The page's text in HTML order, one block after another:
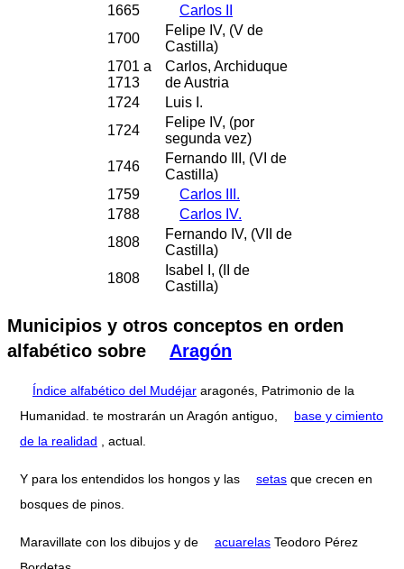
1665
Carlos II
1700
Felipe IV, (V de
Castilla)
1701 a
1713
Carlos, Archiduque
de Austria
1724
Luis I.
1724
Felipe IV, (por
segunda vez)
1746
Fernando III, (VI de
Castilla)
1759
Carlos III.
1788
Carlos IV.
1808
Fernando IV, (VII de
Castilla)
1808
Isabel I, (II de
Castilla)
Municipios y otros conceptos en orden
alfabético sobre
Aragón
Índice alfabético del Mudéjar aragonés, Patrimonio de la
Humanidad. te mostrarán un Aragón antiguo,
base y cimiento
de la realidad , actual.
Y para los entendidos los hongos y las setas que crecen en
bosques de pinos.
Maravillate con los dibujos y de acuarelas Teodoro Pérez